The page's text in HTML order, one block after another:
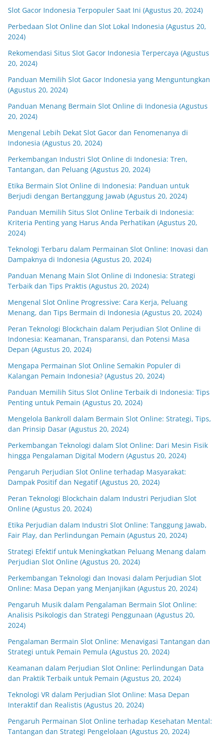
Slot Gacor Indonesia Terpopuler Saat Ini (Agustus 20, 2024)
Perbedaan Slot Online dan Slot Lokal Indonesia (Agustus 20,
2024)
Rekomendasi Situs Slot Gacor Indonesia Terpercaya (Agustus
20, 2024)
Panduan Memilih Slot Gacor Indonesia yang Menguntungkan
(Agustus 20, 2024)
Panduan Menang Bermain Slot Online di Indonesia (Agustus
20, 2024)
Mengenal Lebih Dekat Slot Gacor dan Fenomenanya di
Indonesia (Agustus 20, 2024)
Perkembangan Industri Slot Online di Indonesia: Tren,
Tantangan, dan Peluang (Agustus 20, 2024)
Etika Bermain Slot Online di Indonesia: Panduan untuk
Berjudi dengan Bertanggung Jawab (Agustus 20, 2024)
Panduan Memilih Situs Slot Online Terbaik di Indonesia:
Kriteria Penting yang Harus Anda Perhatikan (Agustus 20,
2024)
Teknologi Terbaru dalam Permainan Slot Online: Inovasi dan
Dampaknya di Indonesia (Agustus 20, 2024)
Panduan Menang Main Slot Online di Indonesia: Strategi
Terbaik dan Tips Praktis (Agustus 20, 2024)
Mengenal Slot Online Progressive: Cara Kerja, Peluang
Menang, dan Tips Bermain di Indonesia (Agustus 20, 2024)
Peran Teknologi Blockchain dalam Perjudian Slot Online di
Indonesia: Keamanan, Transparansi, dan Potensi Masa
Depan (Agustus 20, 2024)
Mengapa Permainan Slot Online Semakin Populer di
Kalangan Pemain Indonesia? (Agustus 20, 2024)
Panduan Memilih Situs Slot Online Terbaik di Indonesia: Tips
Penting untuk Pemain (Agustus 20, 2024)
Mengelola Bankroll dalam Bermain Slot Online: Strategi, Tips,
dan Prinsip Dasar (Agustus 20, 2024)
Perkembangan Teknologi dalam Slot Online: Dari Mesin Fisik
hingga Pengalaman Digital Modern (Agustus 20, 2024)
Pengaruh Perjudian Slot Online terhadap Masyarakat:
Dampak Positif dan Negatif (Agustus 20, 2024)
Peran Teknologi Blockchain dalam Industri Perjudian Slot
Online (Agustus 20, 2024)
Etika Perjudian dalam Industri Slot Online: Tanggung Jawab,
Fair Play, dan Perlindungan Pemain (Agustus 20, 2024)
Strategi Efektif untuk Meningkatkan Peluang Menang dalam
Perjudian Slot Online (Agustus 20, 2024)
Perkembangan Teknologi dan Inovasi dalam Perjudian Slot
Online: Masa Depan yang Menjanjikan (Agustus 20, 2024)
Pengaruh Musik dalam Pengalaman Bermain Slot Online:
Analisis Psikologis dan Strategi Penggunaan (Agustus 20,
2024)
Pengalaman Bermain Slot Online: Menavigasi Tantangan dan
Strategi untuk Pemain Pemula (Agustus 20, 2024)
Keamanan dalam Perjudian Slot Online: Perlindungan Data
dan Praktik Terbaik untuk Pemain (Agustus 20, 2024)
Teknologi VR dalam Perjudian Slot Online: Masa Depan
Interaktif dan Realistis (Agustus 20, 2024)
Pengaruh Permainan Slot Online terhadap Kesehatan Mental:
Tantangan dan Strategi Pengelolaan (Agustus 20, 2024)